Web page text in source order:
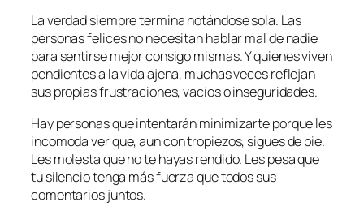
La verdad siempre termina notándose sola. Las
personas felices no necesitan hablar mal de nadie
para sentirse mejor consigo mismas. Y quienes viven
pendientes a la vida ajena, muchas veces reflejan
sus propias frustraciones, vacíos o inseguridades.
Hay personas que intentarán minimizarte porque les
incomoda ver que, aun con tropiezos, sigues de pie.
Les molesta que no te hayas rendido. Les pesa que
tu silencio tenga más fuerza que todos sus
comentarios juntos.